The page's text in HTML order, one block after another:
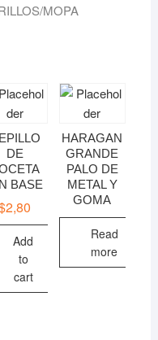
MOPA
DE
BASE
2,80
Add
to
cart
HARAGAN
GRANDE
PALO DE
METAL Y
GOMA
Read
more